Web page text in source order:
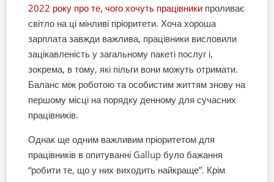
2022 року про те, чого хочуть працівники проливає
світло на ці мінливі пріоритети. Хоча хороша
зарплата завжди важлива, працівники висловили
зацікавленість у загальному пакеті послуг і,
зокрема, в тому, які пільги вони можуть отримати.
Баланс між роботою та особистим життям знову на
першому місці на порядку денному для сучасних
працівників.
Однак ще одним важливим пріоритетом для
працівників в опитуванні Gallup було бажання
“робити те, що у них виходить найкраще”. Крім